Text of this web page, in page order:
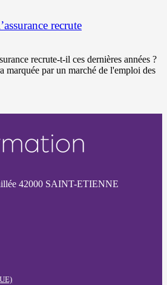
recrute
recrute-t-il ces dernières années ?
marquée par un marché de l'emploi des
42000 SAINT-ETIENNE